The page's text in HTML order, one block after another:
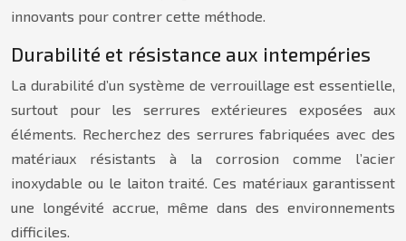
innovants pour contrer cette méthode.
Durabilité et résistance aux intempéries
La durabilité d’un système de verrouillage est essentielle,
surtout pour les serrures extérieures exposées aux
éléments. Recherchez des serrures fabriquées avec des
matériaux résistants à la corrosion comme l’acier
inoxydable ou le laiton traité. Ces matériaux garantissent
une longévité accrue, même dans des environnements
difficiles.